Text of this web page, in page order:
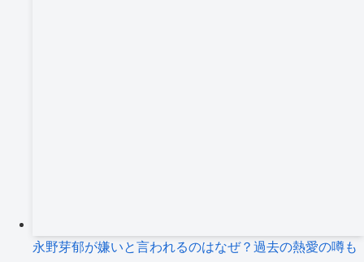
永野芽郁が嫌いと言われるのはなぜ？過去の熱愛の噂も